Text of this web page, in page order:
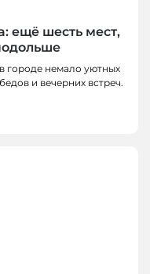
ещё шесть мест,
городе немало уютных
и вечерних встреч.